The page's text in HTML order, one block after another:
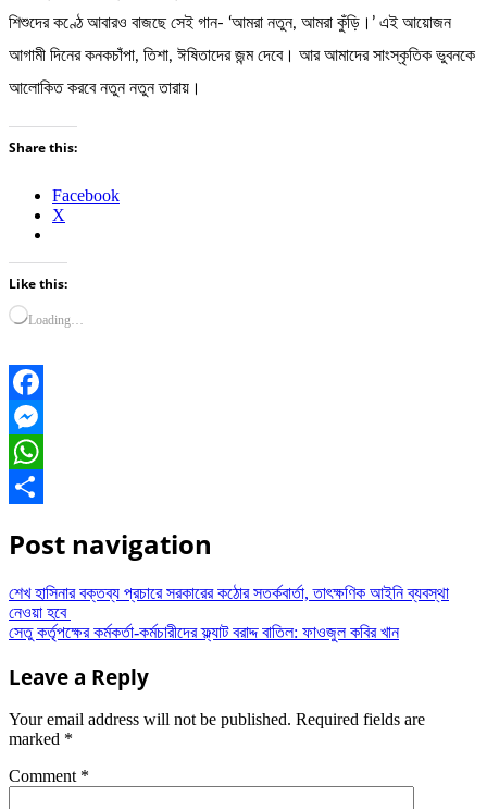
শিশুদের কণ্ঠে আবারও বাজছে সেই গান- ‘আমরা নতুন, আমরা কুঁড়ি।’ এই আয়োজন
আগামী দিনের কনকচাঁপা, তিশা, ঈষিতাদের জন্ম দেবে। আর আমাদের সাংস্কৃতিক ভুবনকে
আলোকিত করবে নতুন নতুন তারায়।
Share this:
Facebook
X
Like this:
Loading…
Facebook
Messenger
WhatsApp
Post navigation
শেখ হাসিনার বক্তব্য প্রচারে সরকারের কঠোর সতর্কবার্তা, তাৎক্ষণিক আইনি ব্যবস্থা
নেওয়া হবে
সেতু কর্তৃপক্ষের কর্মকর্তা-কর্মচারীদের ফ্ল্যাট বরাদ্দ বাতিল: ফাওজুল কবির খান
Leave a Reply
Your email address will not be published. Required fields are
marked *
Comment *